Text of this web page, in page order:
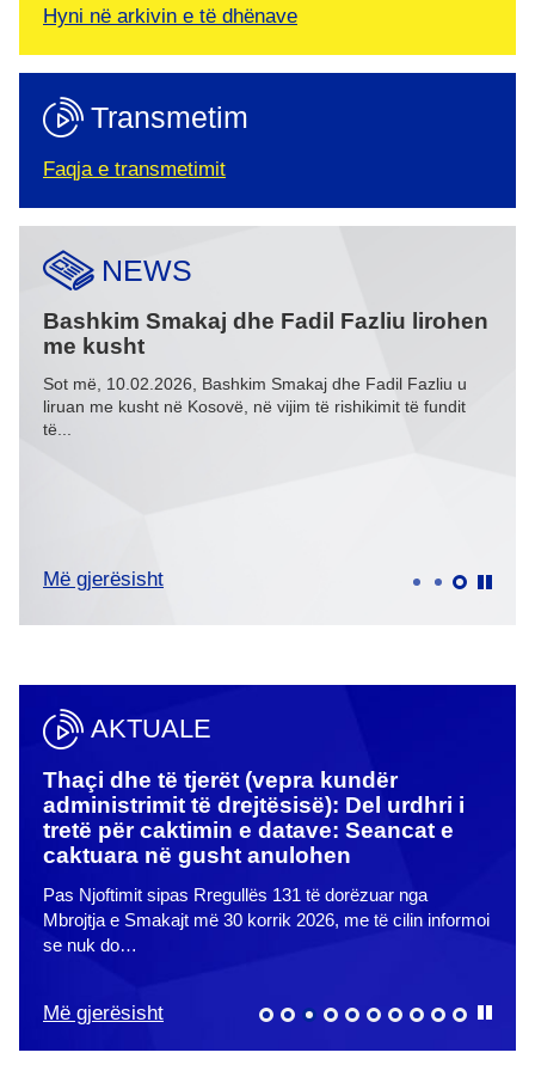
Hyni në arkivin e të dhënave
Transmetim
Faqja e transmetimit
NEWS
Bashkim Smakaj dhe Fadil Fazliu lirohen
me kusht
Sot më, 10.02.2026, Bashkim Smakaj dhe Fadil Fazliu u
liruan me kusht në Kosovë, në vijim të rishikimit të fundit
të...
Më gjerësisht
AKTUALE
Më gjerësisht
Thaçi dhe të tjerët (vepra kundër
administrimit të drejtësisë): Del urdhri i
tretë për caktimin e datave: Seancat e
caktuara në gusht anulohen
Pas Njoftimit sipas Rregullës 131 të dorëzuar nga
Mbrojtja e Smakajt më 30 korrik 2026, me të cilin informoi
se nuk do…